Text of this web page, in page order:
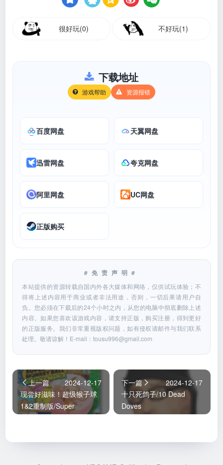
很好玩(0) 不好玩(1)
下载地址
游戏帮助 资源报错
百度网盘 天翼网盘
迅雷网盘 夸克网盘
阿里网盘 UC网盘
正版购买
#免责声明#
本站提供的资源转载自国内外各大媒体和网络，仅供试玩体验；不
得将上述内容用于商业或者非法用途，否则，一切后果请用户自
负。您必须在下载后的24个小时之内，从您的电脑中彻底删除上述
内容。如果您喜欢该游戏内容，请支持正版，购买注册，得到更好
的正版服务。我们非常重视版权问题，如有侵权请邮件与我们联系
处理。敬请谅解！E-mail：tousu996@gmail.com
上一篇
2024-12-17
现尝好滋味！超级猴子球
1&2重制版/Super
下一篇
2024-12-17
十只死鸽子/10 Dead
Doves